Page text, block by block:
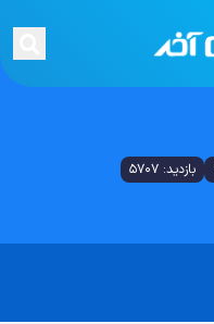
بازدید: 5707